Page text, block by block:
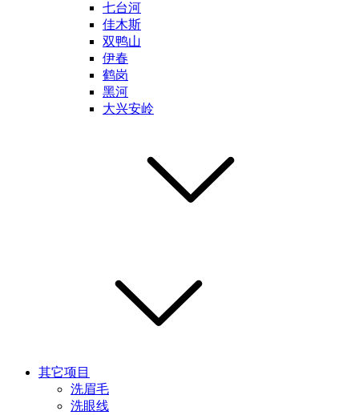
七台河
佳木斯
双鸭山
伊春
鹤岗
黑河
大兴安岭
其它项目
洗眉毛
洗眼线